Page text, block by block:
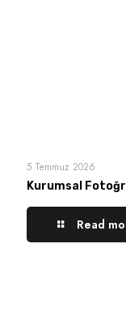
5 Temmuz 2026
Kurumsal
Read